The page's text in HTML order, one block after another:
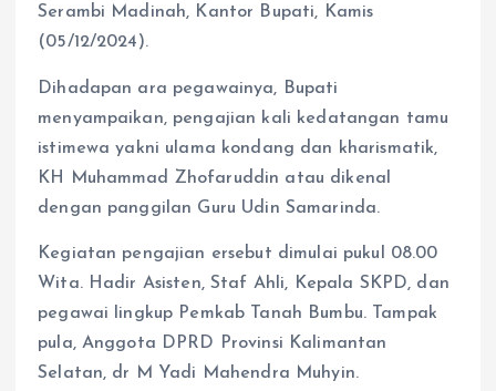
Serambi Madinah, Kantor Bupati, Kamis
(05/12/2024).
Dihadapan ara pegawainya, Bupati
menyampaikan, pengajian kali kedatangan tamu
istimewa yakni ulama kondang dan kharismatik,
KH Muhammad Zhofaruddin atau dikenal
dengan panggilan Guru Udin Samarinda.
Kegiatan pengajian ersebut dimulai pukul 08.00
Wita. Hadir Asisten, Staf Ahli, Kepala SKPD, dan
pegawai lingkup Pemkab Tanah Bumbu. Tampak
pula, Anggota DPRD Provinsi Kalimantan
Selatan, dr M Yadi Mahendra Muhyin.